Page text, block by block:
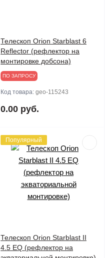
Телескоп Orion Starblast 6
Reflector (рефлектор на
монтировке добсона)
ПО ЗАПРОСУ
Код товара: geo-115243
0.00 руб.
Популярный
Телескоп Orion Starblast II
4.5 EQ (рефлектор на